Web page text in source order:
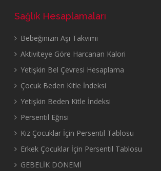
Sağlık Hesaplamaları
Bebeğinizin Aşı Takvimi
Aktiviteye Göre Harcanan Kalori
Yetişkin Bel Çevresi Hesaplama
Çocuk Beden Kitle İndeksi
Yetişkin Beden Kitle İndeksi
Persentil Eğrisi
Kız Çocuklar İçin Persentil Tablosu
Erkek Çocuklar İçin Persentil Tablosu
GEBELİK DÖNEMİ